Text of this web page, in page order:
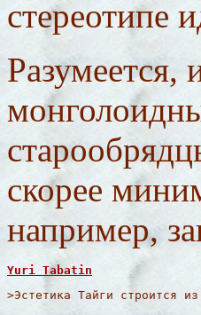
стереотипе
Разумеется,
скорее
например,
Yuri Tabatin
>Эстетика Тайги строится